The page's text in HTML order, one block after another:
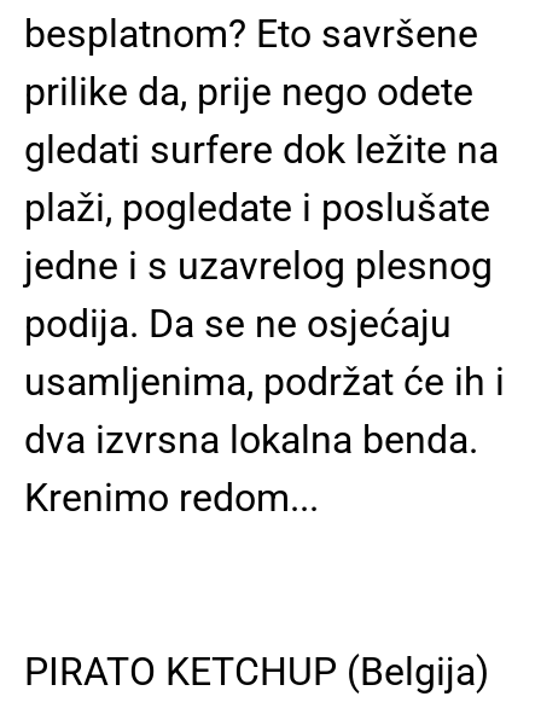
besplatnom? Eto savršene
prilike da, prije nego odete
gledati surfere dok ležite na
plaži, pogledate i poslušate
jedne i s uzavrelog plesnog
podija. Da se ne osjećaju
usamljenima, podržat će ih i
dva izvrsna lokalna benda.
Krenimo redom...
PIRATO KETCHUP (Belgija)